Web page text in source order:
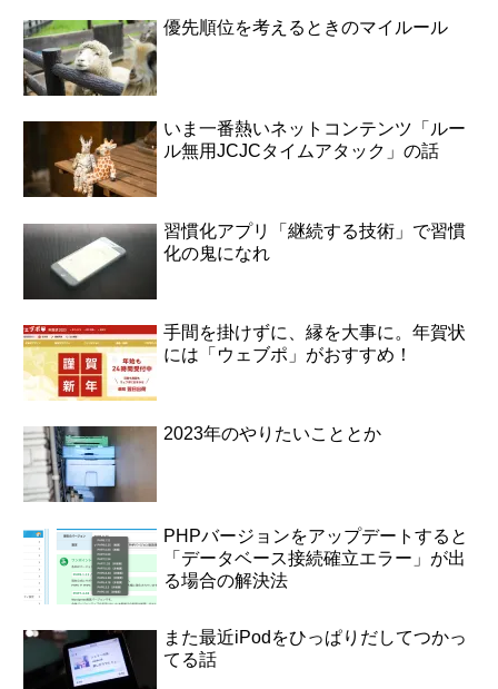
優先順位を考えるときのマイルール
いま一番熱いネットコンテンツ「ルー
ル無用JCJCタイムアタック」の話
習慣化アプリ「継続する技術」で習慣
化の鬼になれ
手間を掛けずに、縁を大事に。年賀状
には「ウェブポ」がおすすめ！
2023年のやりたいこととか
PHPバージョンをアップデートすると
「データベース接続確立エラー」が出
る場合の解決法
また最近iPodをひっぱりだしてつかっ
てる話